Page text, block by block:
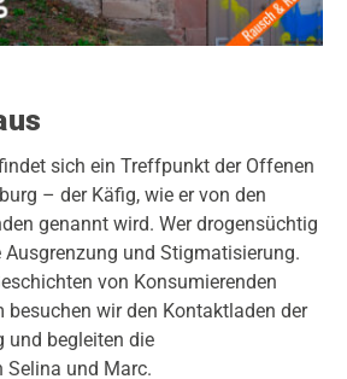
sich ein Treffpunkt der Offenen
– der Käfig, wie er von den
genannt wird. Wer drogensüchtig
und Stigmatisierung.
von Konsumierenden
besuchen wir den Kontaktladen der
und begleiten die
Selina und Marc.